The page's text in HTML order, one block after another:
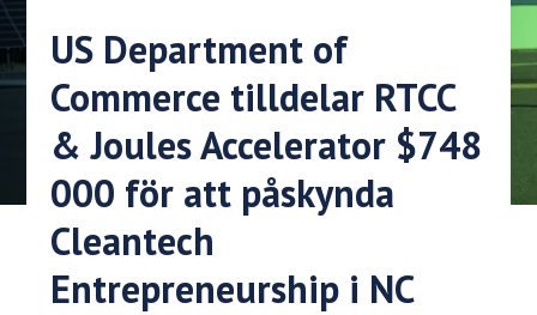
US Department of
Commerce tilldelar RTCC
& Joules Accelerator $748
000 för att påskynda
Cleantech
Entrepreneurship i NC